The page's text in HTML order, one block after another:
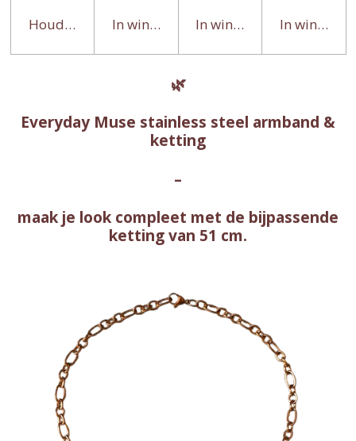
Houd mij op de hoogte
In winkelwagenIn winkelwagen
In
🌿
Everyday Muse stainless steel armband &
ketting
–
maak je look compleet met de bijpassende
ketting van 51 cm.